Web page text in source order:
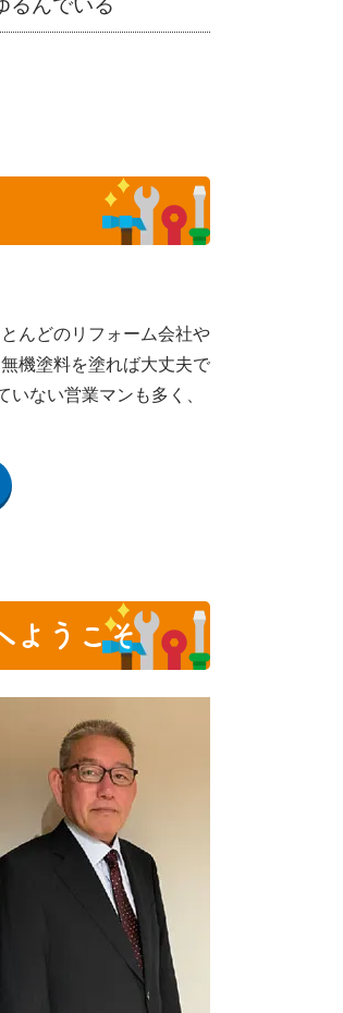
るんでいる
んどのリフォーム会社や
機塗料を塗れば大丈夫で
ない営業マンも多く、
ようこそ